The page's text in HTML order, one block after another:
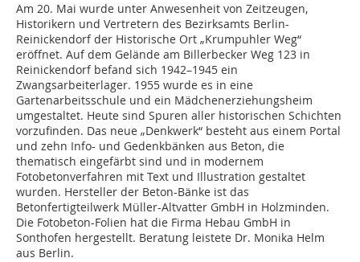
Am 20. Mai wurde unter Anwesenheit von Zeitzeugen,
Historikern und Vertretern des Bezirksamts Berlin-
Reinickendorf der Historische Ort „Krumpuhler Weg“
eröffnet. Auf dem Gelände am Billerbecker Weg 123 in
Reinickendorf befand sich 1942–1945 ein
Zwangsarbeiterlager. 1955 wurde es in eine
Gartenarbeitsschule und ein Mädchenerziehungsheim
umgestaltet. Heute sind Spuren aller historischen Schichten
vorzufinden. Das neue „Denkwerk“ besteht aus einem Portal
und zehn Info- und Gedenkbänken aus Beton, die
thematisch eingefärbt sind und in modernem
Fotobetonverfahren mit Text und Illustration gestaltet
wurden. Hersteller der Beton-Bänke ist das
Betonfertigteilwerk Müller-Altvatter GmbH in Holzminden.
Die Fotobeton-Folien hat die Firma Hebau GmbH in
Sonthofen hergestellt. Beratung leistete Dr. Monika Helm
aus Berlin.